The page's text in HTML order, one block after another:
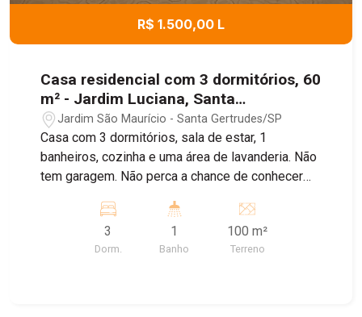
R$ 1.500,00 L
Casa residencial com 3 dormitórios, 60
m² - Jardim Luciana, Santa
Gertrudes/SP
Jardim São Maurício - Santa Gertrudes/SP
Casa com 3 dormitórios, sala de estar, 1
banheiros, cozinha e uma área de lavanderia. Não
tem garagem. Não perca a chance de conhecer
uma visita com um de nossos corretores. Casa
vai ficar pronta em agosto.
3
Dorm.
1
Banho
100 m²
Terreno